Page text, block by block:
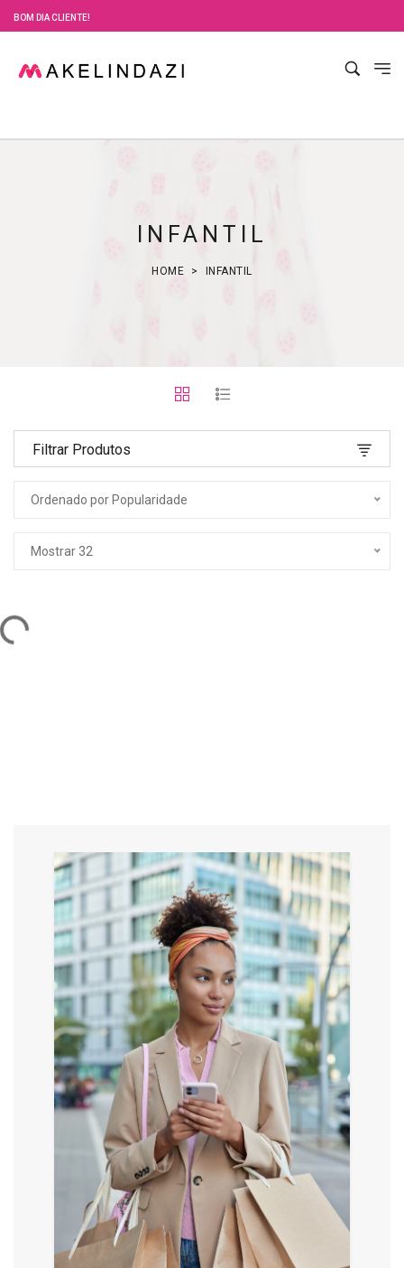
BOM DIA CLIENTE!
INFANTIL
HOME INFANTIL
Filtrar Produtos
Ordenado por Popularidade
Mostrar 32